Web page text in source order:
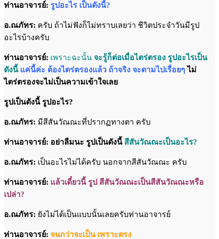
ท่านอาจารย์: รูปอะไร เป็นดังนี้?
อ.ณภัทร: ครับ ถ้าไม่ฟังก็ไม่ทราบเลยว่า ชีวิตประจำวันมีรูป
อะไรบ้างครับ
ท่านอาจารย์: เพราะฉะนั้น จะรู้ก็ต่อเมื่อไตร่ตรอง รูปอะไรเป็น
ดังนี้ แค่นี้ค่ะ ต้องไตร่ตรองแล้ว ถ้าจริง จะตามไปเรื่อยๆ ไม่
ไตร่ตรองจะไม่เป็นความเข้าใจเลย
รูปเป็นดังนี้ รูปอะไร?
อ.ณภัทร: มีสีสันวัณณะที่ปรากฏทางตา ครับ
ท่านอาจารย์: อย่าลืมนะ รูปเป็นดังนี้ สีสันวัณณะเป็นอะไร?
อ.ณภัทร: เป็นอะไรไม่ได้ครับ นอกจากสีสันวัณณะ ครับ
ท่านอาจารย์: แล้วเดี๋ยวนี้ รูป สีสันวัณณะเป็นสีสันวัณณะหรือ
เปล่า?
อ.ณภัทร: ยังไม่ได้เป็นแบบนั้นเลยครับท่านอาจารย์
ท่านอาจารย์: จนกว่าจะเป็น เพราะตรง